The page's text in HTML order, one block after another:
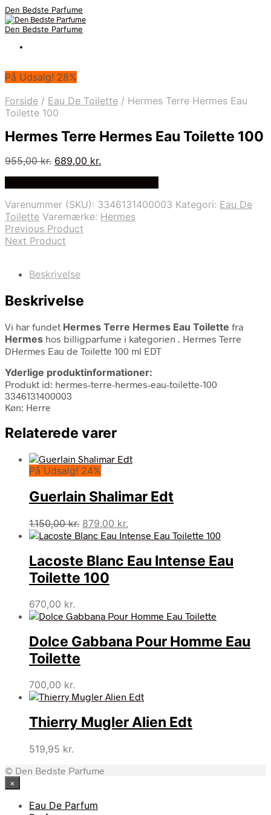
Den Bedste Parfume
Den Bedste Parfume
På Udsalg! 28%
Forside / Eau De Toilette / Hermes Terre Hermes Eau
Toilette 100
Hermes Terre Hermes Eau Toilette 100
955,00kr. Den
955,00 kr..
689,00 kr.
689,00 kr..
Varenummer (SKU): 3346131400003 Kategori: Eau De
Toilette Varemærke: Hermes
Previous Product
Next Product
Beskrivelse
Beskrivelse
Vi har fundet Hermes Terre Hermes Eau Toilette fra
Hermes hos billigparfume i kategorien . Hermes Terre
DHermes Eau de Toilette 100 ml EDT
Yderlige produktinformationer:
Produkt id: hermes-terre-hermes-eau-toilette-100
3346131400003
Køn: Herre
Relaterede varer
På Udsalg! 24%
Guerlain Shalimar Edt
1.150,00kr. Den
oprindelige
var:
1.150,00 kr..
879,00 kr.
aktuelle
er:
879,00 kr..
Lacoste Blanc Eau Intense Eau
Toilette 100
670,00 kr.
Dolce Gabbana Pour Homme Eau
Toilette
700,00 kr.
Thierry Mugler Alien Edt
519,95 kr.
© Den Bedste Parfume
×
Eau De Parfum